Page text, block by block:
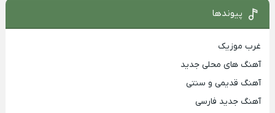
پیوندها
غرب موزیک
آهنگ های محلی جدید
آهنگ قدیمی و سنتی
آهنگ جدید فارسی